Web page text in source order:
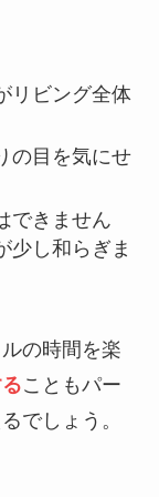
リビング全体
の目を気にせ
できません
少し和らぎま
の時間を楽
こともパー
でしょう。